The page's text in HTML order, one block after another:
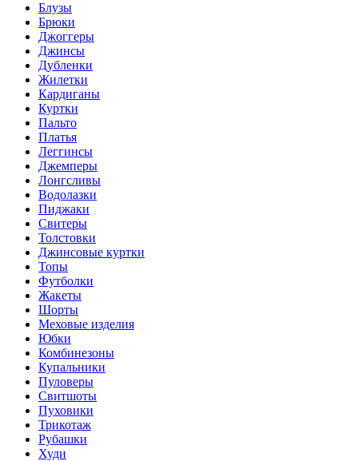
Блузы
Брюки
Джоггеры
Джинсы
Дубленки
Жилетки
Кардиганы
Куртки
Пальто
Платья
Леггинсы
Джемперы
Лонгсливы
Водолазки
Пиджаки
Свитеры
Толстовки
Джинсовые куртки
Топы
Футболки
Жакеты
Шорты
Меховые изделия
Юбки
Комбинезоны
Купальники
Пуловеры
Свитшоты
Пуховики
Трикотаж
Рубашки
Худи